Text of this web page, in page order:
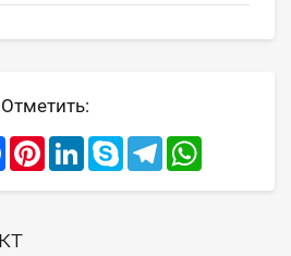
Отметить:
FacebookPinterestLinkedInSkype Telegram